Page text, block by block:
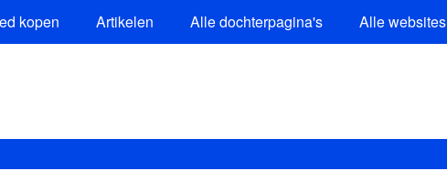
kopen Artikelen Alle dochterpagina's Alle websites